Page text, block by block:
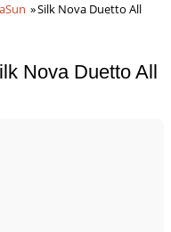
Silk Nova Duetto All
Nova Duetto All